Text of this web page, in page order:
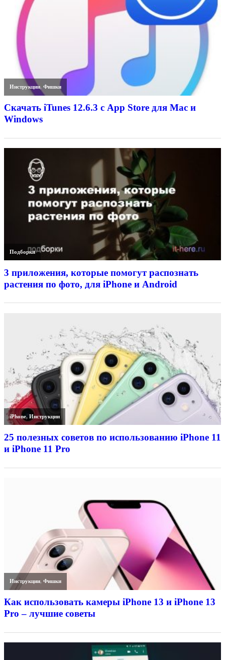
Инструкции,Фишки
Скачать iTunes 12.6.3 с App Store для Mac и
Windows
Подборки
3 приложения, которые помогут распознать
растения по фото, для iPhone и Android
iPhone,Инструкции
25 полезных советов по использованию iPhone 11
и iPhone 11 Pro
Инструкции,Фишки
Как использовать камеры iPhone 13 и iPhone 13
Pro – лучшие советы